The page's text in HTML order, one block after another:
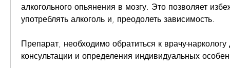
алкогольного опьянения в мозгу. Это позволяет
употреблять алкоголь и, преодолеть зависимость.
Препарат, необходимо обратиться к врачу-
консультации и определения индивидуальных